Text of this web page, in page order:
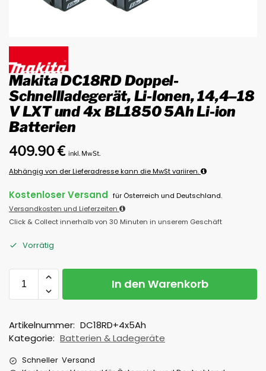
Makita DC18RD Doppel-
Schnellladegerät, Li-Ionen, 14,4–18
V LXT und 4x BL1850 5Ah Li-ion
Batterien
409.90€ inkl. MwSt.
Abhängig von der Lieferadresse kann die MwSt variiren.
Kostenloser Versand für Österreich und Deutschland.
Versandkosten und Lieferzeiten
Click & Collect innerhalb von 30 Minuten in unserem Geschäft
Vorrätig
In den Warenkorb
Artikelnummer: DC18RD+4x5Ah
Kategorie: Batterien & Ladegeräte
Schneller Versand